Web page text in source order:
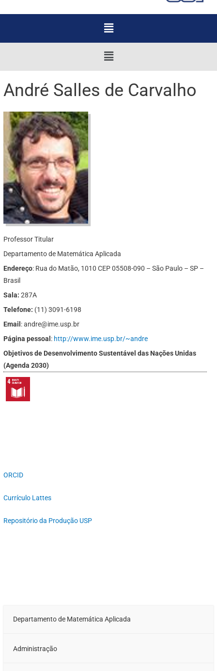
Menu
Menu
Departamento de Matemática Aplicada
Administração
André Salles de Carvalho
Professor Titular
Departamento de Matemática Aplicada
Endereço: Rua do Matão, 1010 CEP 05508-090 – São Paulo – SP –
Brasil
Sala:287A
Telefone: (11) 3091-6198
Email : andre@ime.usp.br
Página pessoal : http://www.ime.usp.br/~andre
Objetivos de Desenvolvimento Sustentável das Nações Unidas
(Agenda 2030)
ORCID
Currículo Lattes
Repositório da Produção USP